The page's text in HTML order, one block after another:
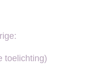
toelichting)